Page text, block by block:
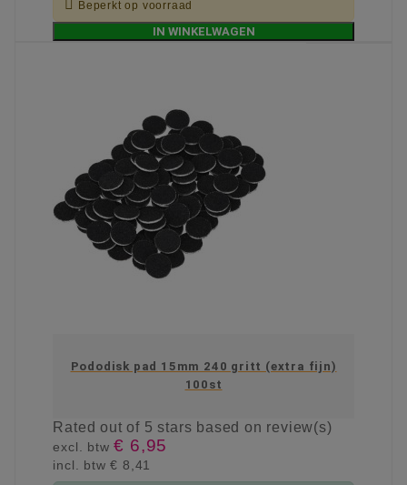
 Beperkt op voorraad
IN WINKELWAGEN
Pododisk pad 15mm 240 gritt (extra fijn)
100st
Ratedout of 5 stars based on review(s)
excl. btw€ 6,95
incl. btw€ 8,41